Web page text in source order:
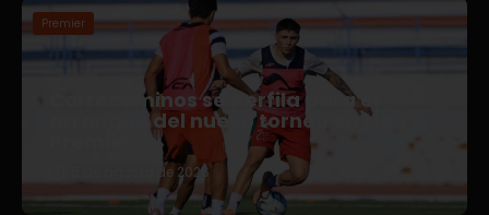
Premier
Correcaminos se perfila para el
arranque del nuevo torneo en Liga
5 de agosto de 2026